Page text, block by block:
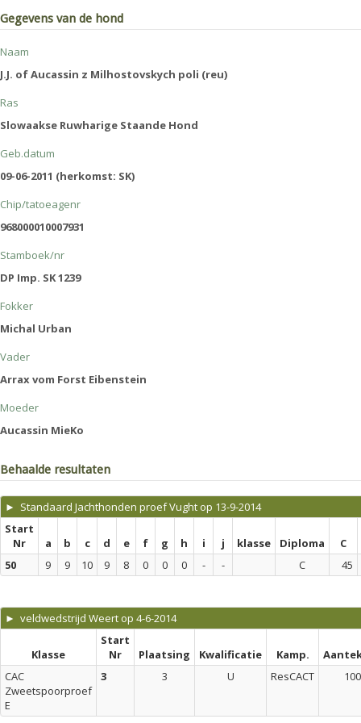
Gegevens van de hond
Naam
J.J. of Aucassin z Milhostovskych poli (reu)
Ras
Slowaakse Ruwharige Staande Hond
Geb.datum
09-06-2011 (herkomst: SK)
Chip/tatoeagenr
968000010007931
Stamboek/nr
DP Imp. SK 1239
Fokker
Michal Urban
Vader
Arrax vom Forst Eibenstein
Moeder
Aucassin MieKo
Behaalde resultaten
► Standaard Jachthonden proef Vught op 13-9-2014
Start
Nr
a b c d e f g h i j klasse Diploma
C
50
9 9 10 9 8 0 0 0 - - C 45
► veldwedstrijd Weert op 4-6-2014
Klasse
Start
Nr
Plaatsing Kwalificatie Kamp.
CAC
Zweetspoorproef
E
3 3 U ResCACT